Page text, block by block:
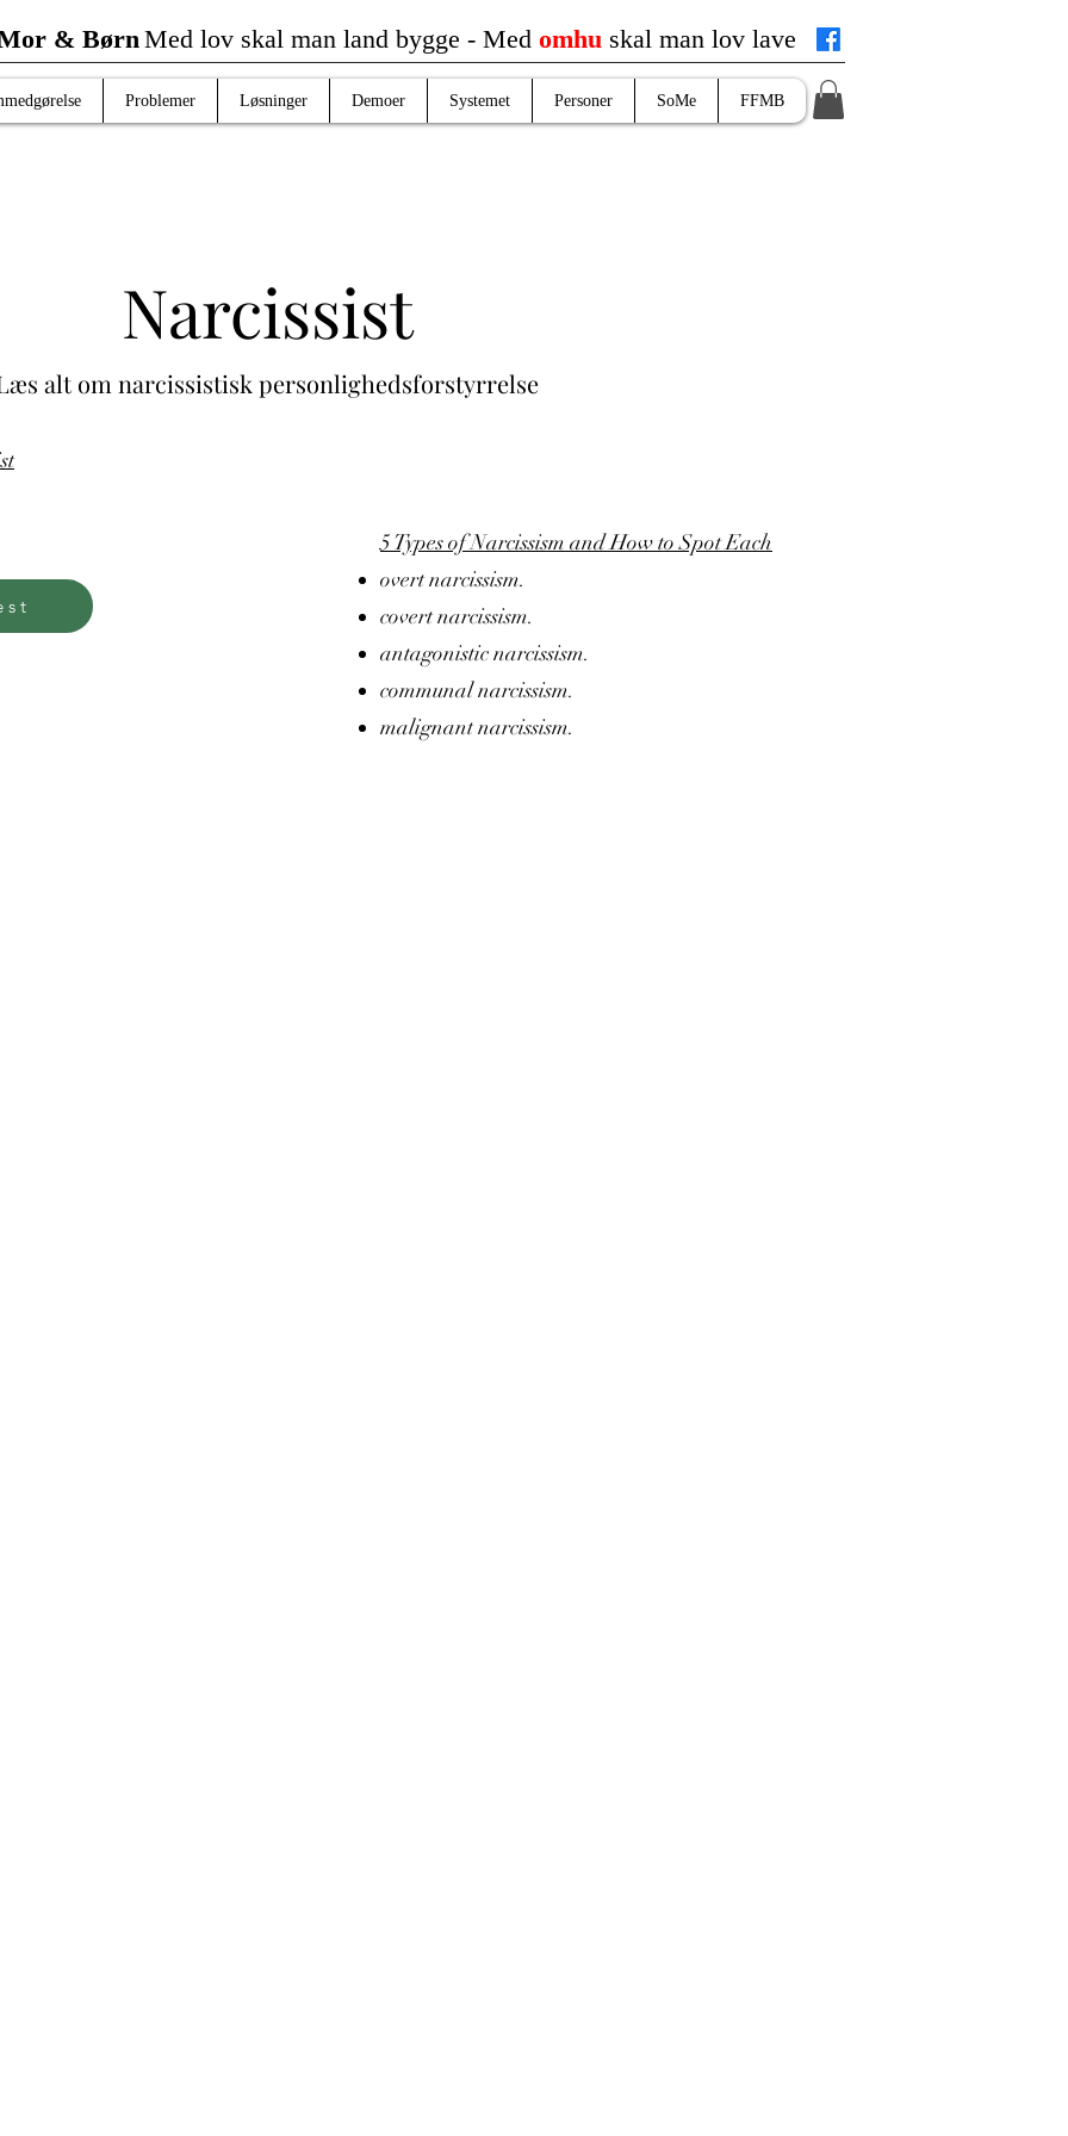
& BørnMed lov skal man land bygge - Med omhu skal man lov lave
Problemer Løsninger Demoer Systemet Personer SoMe FFMB
Narcissist
alt om narcissistisk personlighedsforstyrrelse
​5 Types of Narcissism and How to Spot Each
overt narcissism.
covert narcissism.
antagonistic narcissism.
communal narcissism.
malignant narcissism.